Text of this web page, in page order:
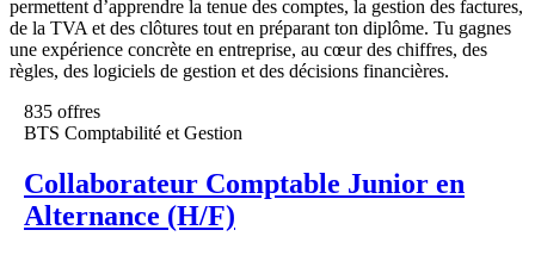
permettent d’apprendre la tenue des comptes, la gestion des factures,
de la TVA et des clôtures tout en préparant ton diplôme. Tu gagnes
une expérience concrète en entreprise, au cœur des chiffres, des
règles, des logiciels de gestion et des décisions financières.
835 offres
BTS Comptabilité et Gestion
Collaborateur Comptable Junior en
Alternance (H/F)